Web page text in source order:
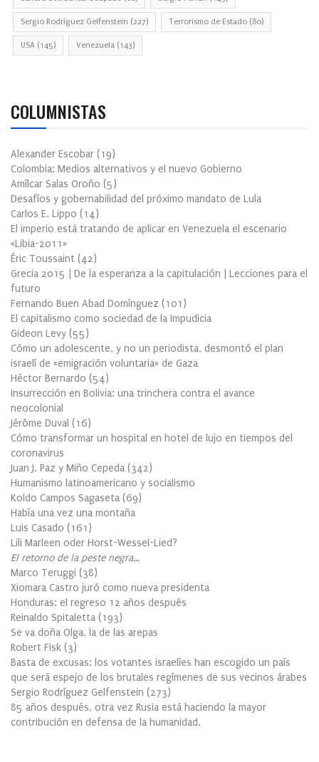
Sergio Rodríguez Gelfenstein (227) Terrorismo de Estado (80)
USA (145) Venezuela (143)
COLUMNISTAS
Alexander Escobar (19)
Colombia: Medios alternativos y el nuevo Gobierno
Amílcar Salas Oroño (5)
Desafíos y gobernabilidad del próximo mandato de Lula
Carlos E. Lippo (14)
El imperio está tratando de aplicar en Venezuela el escenario
«Libia-2011»
Éric Toussaint (42)
Grecia 2015 | De la esperanza a la capitulación | Lecciones para el
futuro
Fernando Buen Abad Domínguez (101 )
El capitalismo como sociedad de la Impudicia
Gideon Levy (55)
Cómo un adolescente, y no un periodista, desmontó el plan
israelí de «emigración voluntaria» de Gaza
Héctor Bernardo (54)
Insurrección en Bolivia: una trinchera contra el avance
neocolonial
Jérôme Duval (16)
Cómo transformar un hospital en hotel de lujo en tiempos del
coronavirus
Juan J. Paz y Miño Cepeda (342)
Humanismo latinoamericano y socialismo
Koldo Campos Sagaseta (69)
Había una vez una montaña
Luis Casado (161 )
Lili Marleen oder Horst-Wessel-Lied?
El retorno de la peste negra…
Marco Teruggi (38)
Xiomara Castro juró como nueva presidenta
Honduras: el regreso 12 años después
Reinaldo Spitaletta (193)
Se va doña Olga, la de las arepas
Robert Fisk (3)
Basta de excusas: los votantes israelíes han escogido un país
que será espejo de los brutales regímenes de sus vecinos árabes
Sergio Rodríguez Gelfenstein (273)
85 años después, otra vez Rusia está haciendo la mayor
contribución en defensa de la humanidad.